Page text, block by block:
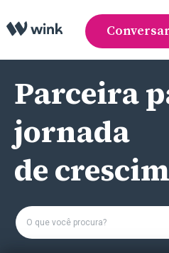
Parceira
jornada
de